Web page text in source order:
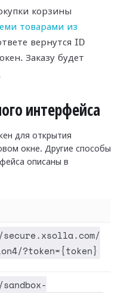
корзины
товарами из
вернутся ID
Заказу будет
интерфейса
для открытия
окне. Другие способы
описаны в
?token={token}